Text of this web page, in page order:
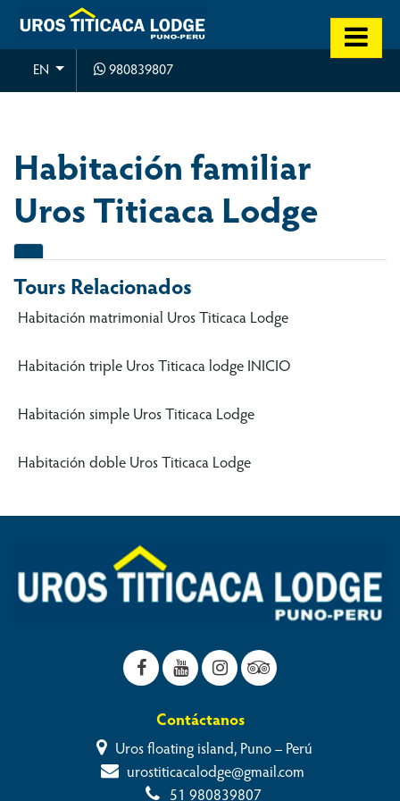
EN 980839807
Habitación familiar
Uros Titicaca Lodge
Tours Relacionados
Habitación matrimonial Uros Titicaca Lodge
Habitación triple Uros Titicaca lodge INICIO
Habitación simple Uros Titicaca Lodge
Habitación doble Uros Titicaca Lodge
Contáctanos
Uros floating island, Puno – Perú
urostiticacalodge@gmail.com
51 980839807